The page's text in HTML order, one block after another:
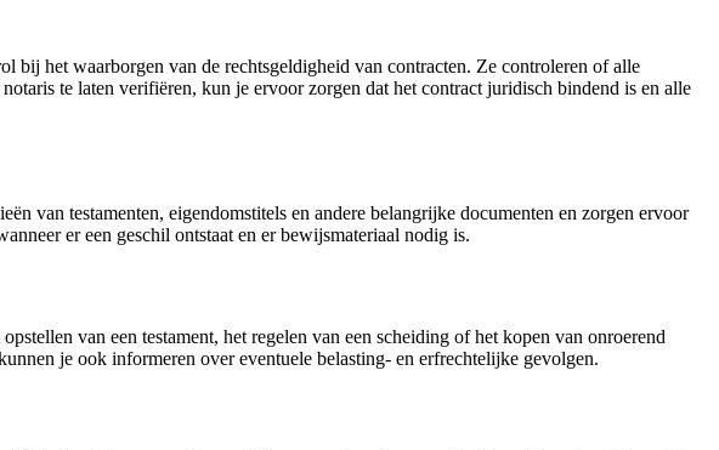
bij het waarborgen van de rechtsgeldigheid van contracten. Ze controleren of alle
te laten verifiëren, kun je ervoor zorgen dat het contract juridisch bindend is en alle
van testamenten, eigendomstitels en andere belangrijke documenten en zorgen ervoor
er een geschil ontstaat en er bewijsmateriaal nodig is.
van een testament, het regelen van een scheiding of het kopen van onroerend
je ook informeren over eventuele belasting- en erfrechtelijke gevolgen.